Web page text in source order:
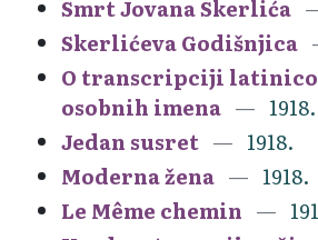
Smrt Jovana Skerlića
Skerlićeva Godišnjica
O transcripciji
osobnih imena
1918.
Jedan susret
1918.
Moderna žena
1918.
Le Même chemin